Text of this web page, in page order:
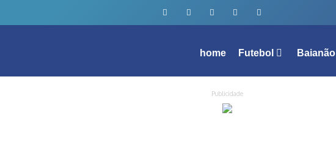
home Futebol Baianão
Publicidade